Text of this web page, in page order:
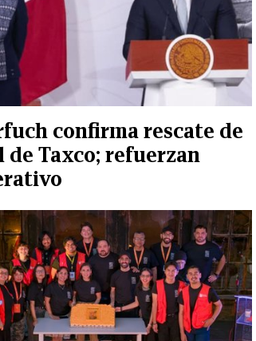
confirma rescate de
de Taxco; refuerzan